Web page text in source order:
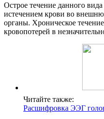
Острое течение данного
истечением крови во
органы. Хроническое
кровопотерей в
Читайте также:
Расшифровка ЭЭГ